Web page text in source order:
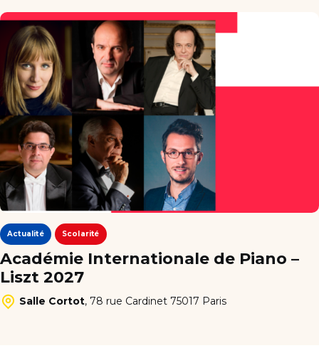
Actualité Scolarité
Académie Internationale de Piano –
Liszt 2027
Salle Cortot, 78 rue Cardinet 75017 Paris